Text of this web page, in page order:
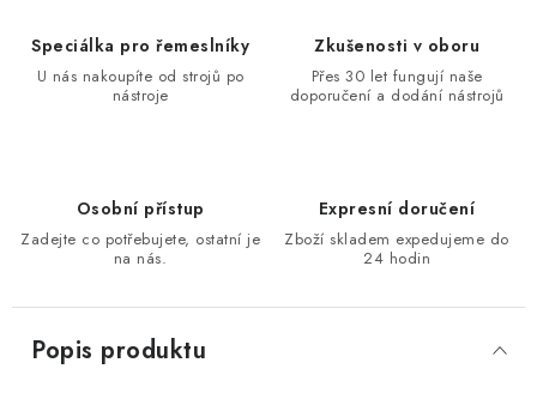
POTŘEBUJI DOBRÝ STROJ
Speciálka pro řemeslníky
U nás nakoupíte od strojů po
nástroje
Zkušenosti v oboru
Přes 30 let fungují naše
doporučení a dodání nástrojů
Osobní přístup
Zadejte co potřebujete, ostatní je
na nás.
Expresní doručení
Zboží skladem expedujeme do
24 hodin
Popis produktu